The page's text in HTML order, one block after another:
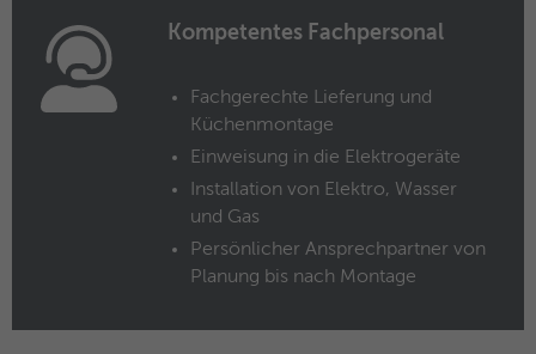
Kompetentes Fachpersonal
Fachgerechte Lieferung und
Küchenmontage
Einweisung in die Elektrogeräte
Installation von Elektro, Wasser
und Gas
Persönlicher Ansprechpartner von
Planung bis nach Montage
Anbieter Microsoft Clarity
Laufzeit Browsersession
Verbindet mehrere Seitenaufrufe eines
Sitzungsaufzeichnung.
CLID
Anbieter Microsoft Clarity